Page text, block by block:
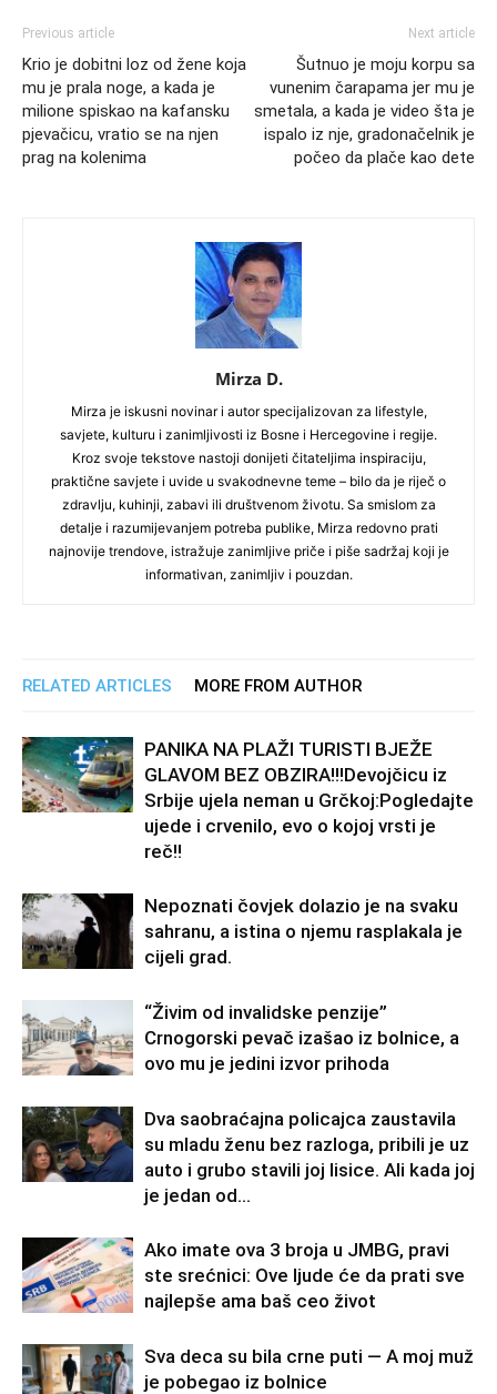
Previous article
Krio je dobitni loz od žene koja
mu je prala noge, a kada je
milione spiskao na kafansku
pjevačicu, vratio se na njen
prag na kolenima
Next article
Šutnuo je moju korpu sa
vunenim čarapama jer mu je
smetala, a kada je video šta je
ispalo iz nje, gradonačelnik je
počeo da plače kao dete
Mirza D.
Mirza je iskusni novinar i autor specijalizovan za lifestyle,
savjete, kulturu i zanimljivosti iz Bosne i Hercegovine i regije.
Kroz svoje tekstove nastoji donijeti čitateljima inspiraciju,
praktične savjete i uvide u svakodnevne teme – bilo da je riječ o
zdravlju, kuhinji, zabavi ili društvenom životu. Sa smislom za
detalje i razumijevanjem potreba publike, Mirza redovno prati
najnovije trendove, istražuje zanimljive priče i piše sadržaj koji je
informativan, zanimljiv i pouzdan.
RELATED ARTICLES MORE FROM AUTHOR
PANIKA NA PLAŽI TURISTI BJEŽE
GLAVOM BEZ OBZIRA!!!Devojčicu iz
Srbije ujela neman u Grčkoj:Pogledajte
ujede i crvenilo, evo o kojoj vrsti je
reč!!
Nepoznati čovjek dolazio je na svaku
sahranu, a istina o njemu rasplakala je
cijeli grad.
“Živim od invalidske penzije”
Crnogorski pevač izašao iz bolnice, a
ovo mu je jedini izvor prihoda
Dva saobraćajna policajca zaustavila
su mladu ženu bez razloga, pribili je uz
auto i grubo stavili joj lisice. Ali kada joj
je jedan od...
Ako imate ova 3 broja u JMBG, pravi
ste srećnici: Ove ljude će da prati sve
najlepše ama baš ceo život
Sva deca su bila crne puti — A moj muž
je pobegao iz bolnice